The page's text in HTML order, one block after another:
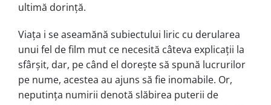
ultimă dorință.
Viața i se aseamănă subiectului liric cu derularea
unui fel de film mut ce necesită câteva explicații la
sfârșit, dar, pe când el dorește să spună lucrurilor
pe nume, acestea au ajuns să fie inomabile. Or,
neputința numirii denotă slăbirea puterii de